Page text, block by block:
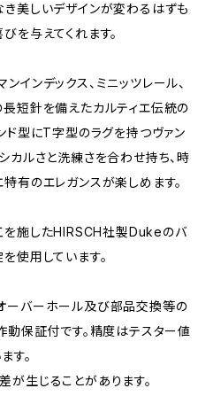
美しいデザインが変わるはずも
を与えてくれます。
インデックス、ミニッツレール、
短針を備えたカルティエ伝統の
ド型にT字型のラグを持つヴァン
カルさと洗練さを合わせ持ち、時
有のエレガンスが楽しめます。
を施したHIRSCH社製Dukeのバ
使用しています。
ーバーホール及び部品交換等の
動保証付です。精度はテスター値
す。
生じることがあります。